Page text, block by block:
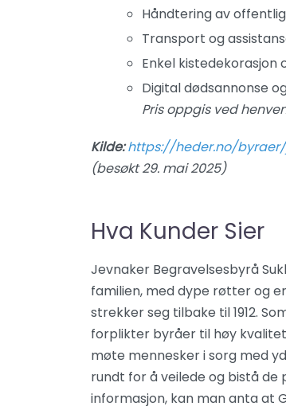
Håndtering av
Transport og
Enkel kistedekorasjon
Digital dødsannonse
Pris oppgis ved
Kilde: https://heder.no/
(besøkt 29. mai 2025)
Hva Kunder Sier
Jevnaker Begravelsesbyrå
familien, med dype røtter og
strekker seg tilbake til 1912.
forplikter byråer til høy
møte mennesker i sorg med
rundt for å veilede og bistå de
informasjon, kan man anta at